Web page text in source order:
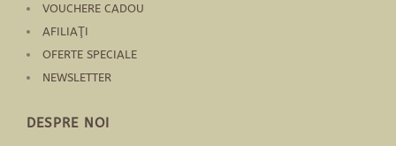
VOUCHERE CADOU
AFILIAŢI
OFERTE SPECIALE
NEWSLETTER
DESPRE NOI